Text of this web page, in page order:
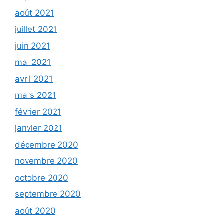
août 2021
juillet 2021
juin 2021
mai 2021
avril 2021
mars 2021
février 2021
janvier 2021
décembre 2020
novembre 2020
octobre 2020
septembre 2020
août 2020